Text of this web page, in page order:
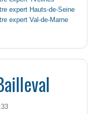
expert Hauts-de-Seine
expert Val-de-Marne